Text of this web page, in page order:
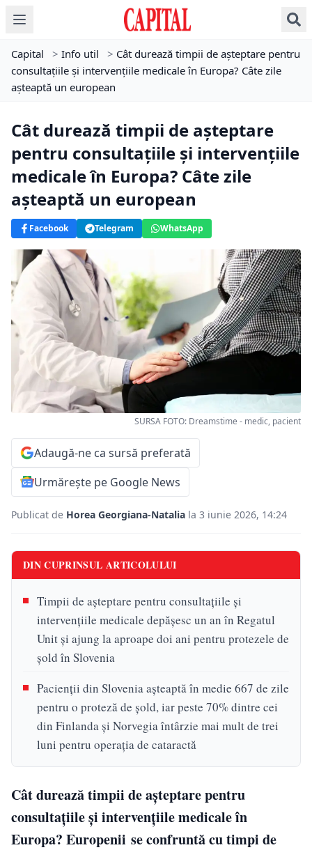
Capital > Info util > Cât durează timpii de așteptare pentru
consultațiile și intervențiile medicale în Europa? Câte zile
așteaptă un european
Cât durează timpii de așteptare
pentru consultațiile și intervențiile
medicale în Europa? Câte zile
așteaptă un european
Facebook Telegram WhatsApp
SURSA FOTO: Dreamstime - medic, pacient
Adaugă-ne ca sursă preferată
Urmărește pe Google News
Publicat de Horea Georgiana-Natalia la 3 iunie 2026, 14:24
DIN CUPRINSUL ARTICOLULUI
Timpii de așteptare pentru consultațiile și
intervențiile medicale depășesc un an în Regatul
Unit și ajung la aproape doi ani pentru protezele de
șold în Slovenia
Pacienții din Slovenia așteaptă în medie 667 de zile
pentru o proteză de șold, iar peste 70% dintre cei
din Finlanda și Norvegia întârzie mai mult de trei
luni pentru operația de cataractă
Cât durează timpii de așteptare pentru
consultațiile și intervențiile medicale în
Europa? Europenii se confruntă cu timpi de